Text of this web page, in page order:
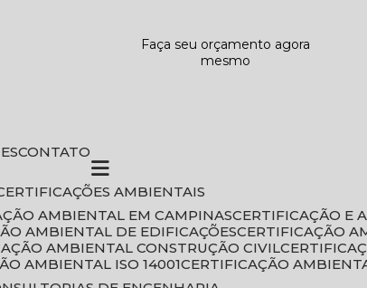
Faça seu orçamento agora
mesmo
CONTATO
CERTIFICAÇÕES AMBIENTAIS
AMBIENTAL EM CAMPINAS
CERTIFICAÇÃO
AMBIENTAL DE EDIFICAÇÕES
CERTIFICAÇÃO
AMBIENTAL CONSTRUÇÃO CIVIL
AMBIENTAL ISO 14001
CERTIFICAÇÃO